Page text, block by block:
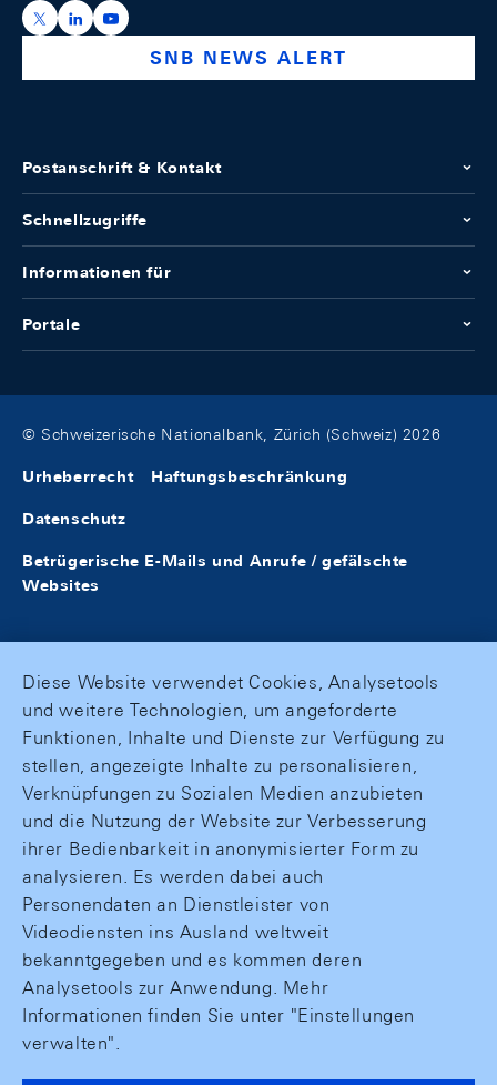
https://x.com/snb_bns
https://ch.linkedin.com/company/swiss-national-
https://www.youtube.com/@swissnationalbank
SNB NEWS ALERT
Postanschrift & Kontakt
Schnellzugriffe
Informationen für
Portale
© Schweizerische Nationalbank, Zürich (Schweiz) 2026
Urheberrecht Haftungsbeschränkung
Datenschutz
Betrügerische E-Mails und Anrufe / gefälschte
Websites
Diese Website verwendet Cookies, Analysetools
und weitere Technologien, um angeforderte
Funktionen, Inhalte und Dienste zur Verfügung zu
stellen, angezeigte Inhalte zu personalisieren,
Verknüpfungen zu Sozialen Medien anzubieten
und die Nutzung der Website zur Verbesserung
ihrer Bedienbarkeit in anonymisierter Form zu
analysieren. Es werden dabei auch
Personendaten an Dienstleister von
Videodiensten ins Ausland weltweit
bekanntgegeben und es kommen deren
Analysetools zur Anwendung. Mehr
Informationen finden Sie unter "Einstellungen
verwalten".